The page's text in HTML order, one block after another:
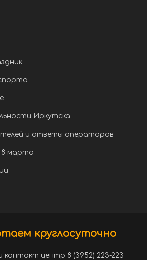
Иркутска
и ответы операторов
марта
круглосуточно
контакт центр 8 (3952) 223-223